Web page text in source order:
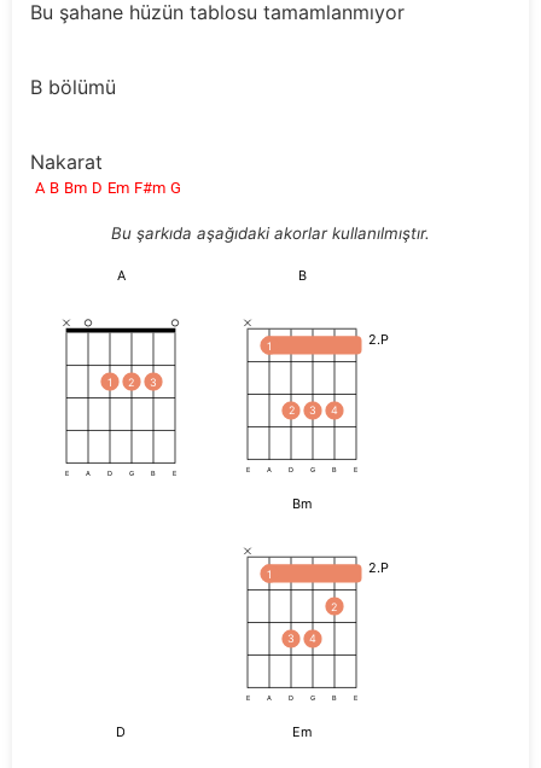
Bu şahane hüzün tablosu tamamlanmıyor
B bölümü
Nakarat
A B Bm D Em F#m G
Bu şarkıda aşağıdaki akorlar kullanılmıştır.
A
1 2 3
E A D G B E
B
2.P
1
2 3 4
E A D G B E
Bm
2.P
1
3 4
2
E A D G B E
D Em